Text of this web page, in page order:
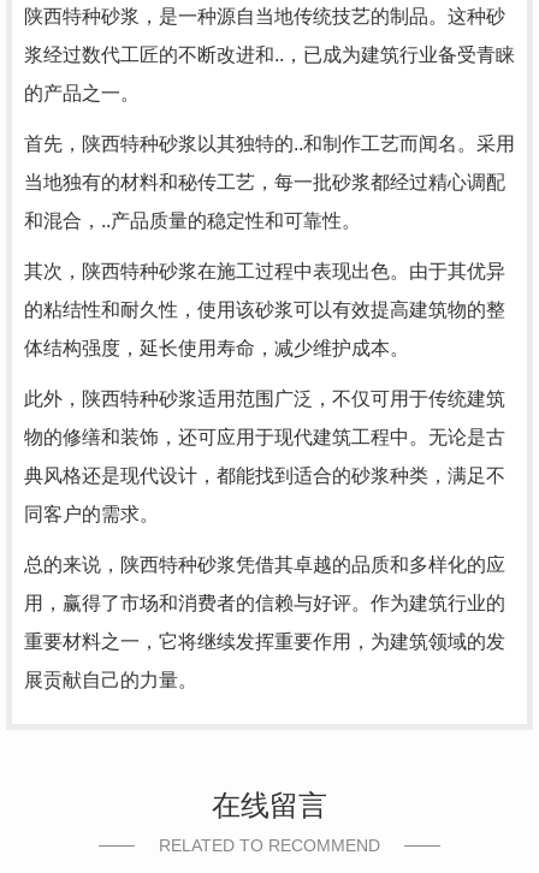
陕西特种砂浆，是一种源自当地传统技艺的制品。这种砂
浆经过数代工匠的不断改进和..，已成为建筑行业备受青睐
的产品之一。
首先，陕西特种砂浆以其独特的..和制作工艺而闻名。采用
当地独有的材料和秘传工艺，每一批砂浆都经过精心调配
和混合，..产品质量的稳定性和可靠性。
其次，陕西特种砂浆在施工过程中表现出色。由于其优异
的粘结性和耐久性，使用该砂浆可以有效提高建筑物的整
体结构强度，延长使用寿命，减少维护成本。
此外，陕西特种砂浆适用范围广泛，不仅可用于传统建筑
物的修缮和装饰，还可应用于现代建筑工程中。无论是古
典风格还是现代设计，都能找到适合的砂浆种类，满足不
同客户的需求。
总的来说，陕西特种砂浆凭借其卓越的品质和多样化的应
用，赢得了市场和消费者的信赖与好评。作为建筑行业的
重要材料之一，它将继续发挥重要作用，为建筑领域的发
展贡献自己的力量。
在线留言
RELATED TO RECOMMEND